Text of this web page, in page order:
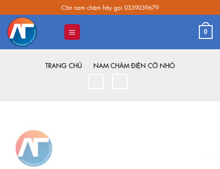
to
content
Cần nam châm hãy gọi 0339039679
0
TRANG CHỦ NAM CHÂM ĐIỆN CỠ NHỎ